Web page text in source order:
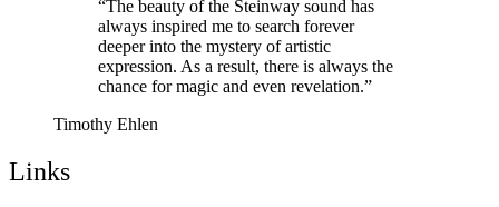
“The beauty of the Steinway sound has
always inspired me to search forever
deeper into the mystery of artistic
expression. As a result, there is always the
chance for magic and even revelation.”
Timothy Ehlen
Links